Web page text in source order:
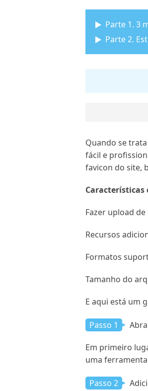
Parte 1. 3
Parte 2.
Quando se
fácil e
favicon do site,
Características
Fazer upload
Recursos
Formatos
Tamanho do
E aqui está um
Passo 1
Em primeiro
uma
Passo 2